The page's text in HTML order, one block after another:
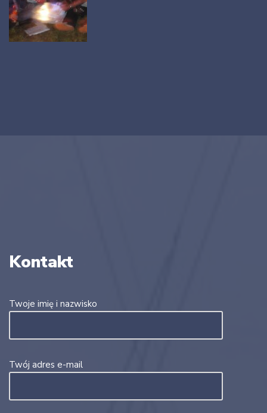
Kontakt
Twoje imię i nazwisko
Twój adres e-mail